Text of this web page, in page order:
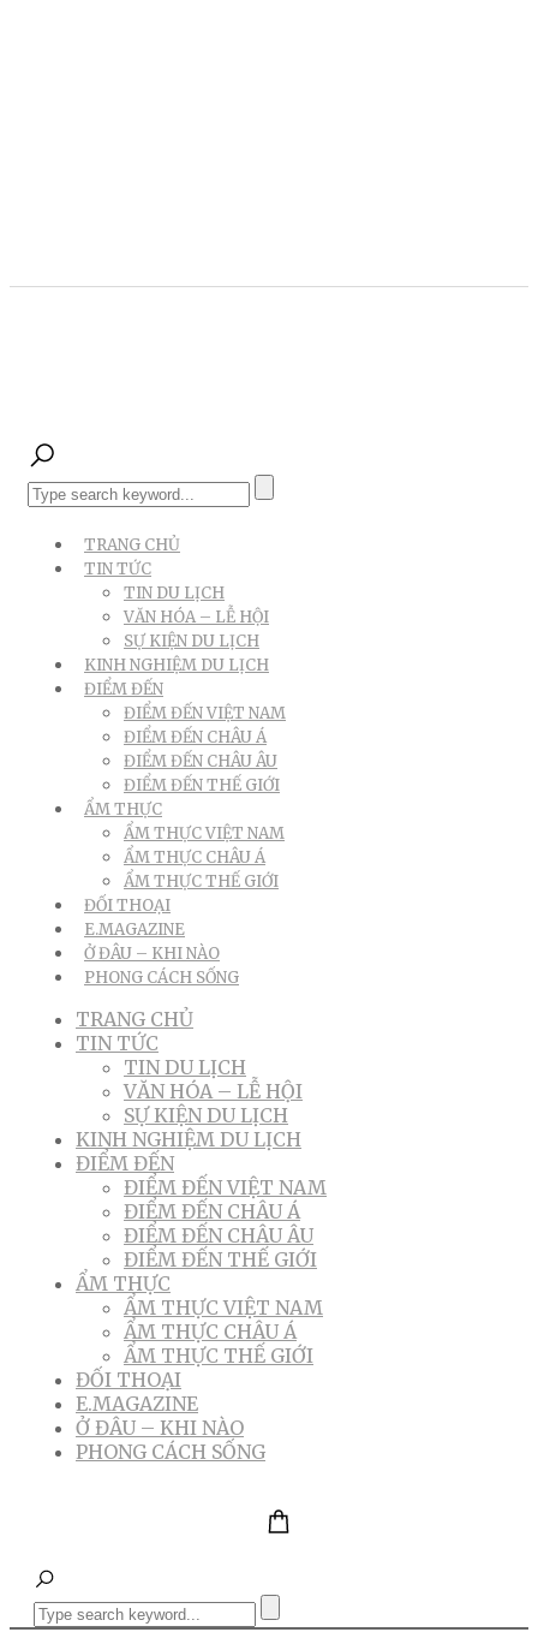
TRANG CHỦ
TIN TỨC
TIN DU LỊCH
VĂN HÓA – LỄ HỘI
SỰ KIỆN DU LỊCH
KINH NGHIỆM DU LỊCH
ĐIỂM ĐẾN
ĐIỂM ĐẾN VIỆT NAM
ĐIỂM ĐẾN CHÂU Á
ĐIỂM ĐẾN CHÂU ÂU
ĐIỂM ĐẾN THẾ GIỚI
ẨM THỰC
ẨM THỰC VIỆT NAM
ẨM THỰC CHÂU Á
ẨM THỰC THẾ GIỚI
ĐỐI THOẠI
E.MAGAZINE
Ở ĐÂU – KHI NÀO
PHONG CÁCH SỐNG
TRANG CHỦ
TIN TỨC
TIN DU LỊCH
VĂN HÓA – LỄ HỘI
SỰ KIỆN DU LỊCH
KINH NGHIỆM DU LỊCH
ĐIỂM ĐẾN
ĐIỂM ĐẾN VIỆT NAM
ĐIỂM ĐẾN CHÂU Á
ĐIỂM ĐẾN CHÂU ÂU
ĐIỂM ĐẾN THẾ GIỚI
ẨM THỰC
ẨM THỰC VIỆT NAM
ẨM THỰC CHÂU Á
ẨM THỰC THẾ GIỚI
ĐỐI THOẠI
E.MAGAZINE
Ở ĐÂU – KHI NÀO
PHONG CÁCH SỐNG